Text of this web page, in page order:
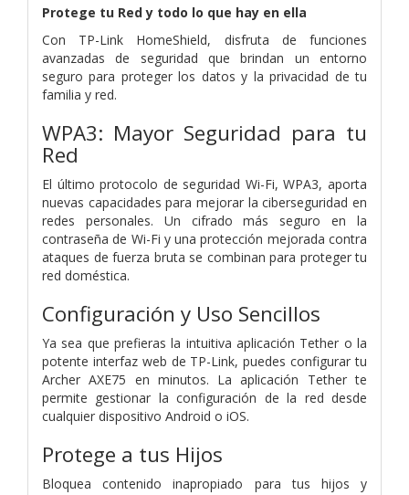
Protege tu Red y todo lo que hay en ella
Con TP-Link HomeShield, disfruta de funciones
avanzadas de seguridad que brindan un entorno
seguro para proteger los datos y la privacidad de tu
familia y red.
WPA3: Mayor Seguridad para tu
Red
El último protocolo de seguridad Wi-Fi, WPA3, aporta
nuevas capacidades para mejorar la ciberseguridad en
redes personales. Un cifrado más seguro en la
contraseña de Wi-Fi y una protección mejorada contra
ataques de fuerza bruta se combinan para proteger tu
red doméstica.
Configuración y Uso Sencillos
Ya sea que prefieras la intuitiva aplicación Tether o la
potente interfaz web de TP-Link, puedes configurar tu
Archer AXE75 en minutos. La aplicación Tether te
permite gestionar la configuración de la red desde
cualquier dispositivo Android o iOS.
Protege a tus Hijos
Bloquea contenido inapropiado para tus hijos y